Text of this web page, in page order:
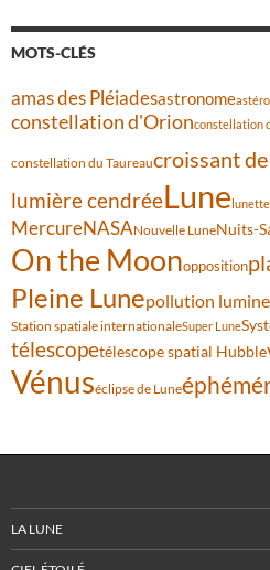
MOTS-CLÉS
amas des Pléiadesastronome
constellation d'Orionconstellation
constellation du Taureaucroissant
lumière cendréeLune
MercureNASANouvelle LuneNuits-
On the Moonopposition
Pleine Lunepollution
Station spatiale internationaleSuper Lune
télescopetélescope spatial Hubble
Vénuséclipse de Lune
LA LUNE